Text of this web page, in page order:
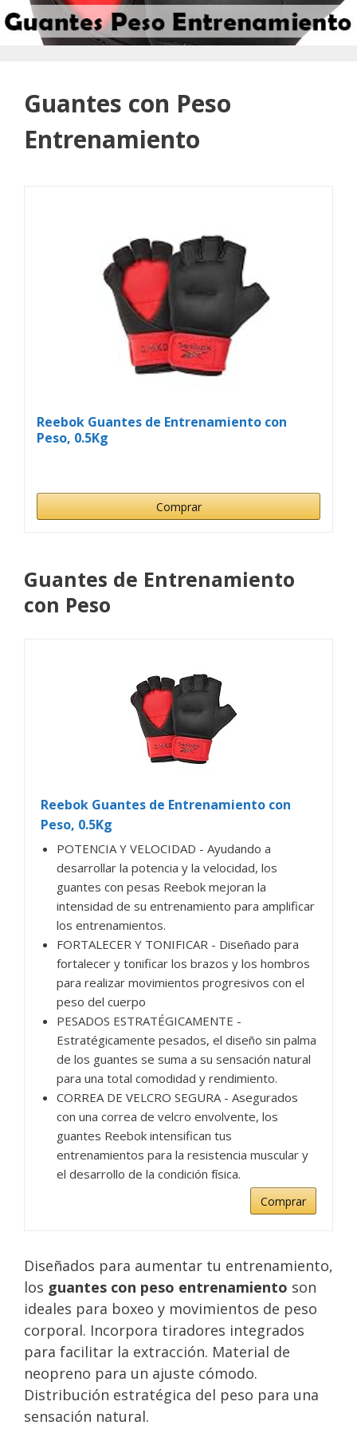
Guantes con Peso
Entrenamiento
Reebok Guantes de Entrenamiento con
Peso, 0.5Kg
Comprar
Guantes de Entrenamiento
con Peso
Reebok Guantes de Entrenamiento con
Peso, 0.5Kg
POTENCIA Y VELOCIDAD - Ayudando a
desarrollar la potencia y la velocidad, los
guantes con pesas Reebok mejoran la
intensidad de su entrenamiento para amplificar
los entrenamientos.
FORTALECER Y TONIFICAR - Diseñado para
fortalecer y tonificar los brazos y los hombros
para realizar movimientos progresivos con el
peso del cuerpo
PESADOS ESTRATÉGICAMENTE -
Estratégicamente pesados, el diseño sin palma
de los guantes se suma a su sensación natural
para una total comodidad y rendimiento.
CORREA DE VELCRO SEGURA - Asegurados
con una correa de velcro envolvente, los
guantes Reebok intensifican tus
entrenamientos para la resistencia muscular y
el desarrollo de la condición física.
Comprar
Diseñados para aumentar tu entrenamiento,
los guantes con peso entrenamiento son
ideales para boxeo y movimientos de peso
corporal. Incorpora tiradores integrados
para facilitar la extracción. Material de
neopreno para un ajuste cómodo.
Distribución estratégica del peso para una
sensación natural.